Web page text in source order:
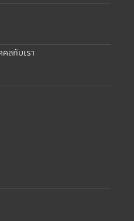
ลกับเรา